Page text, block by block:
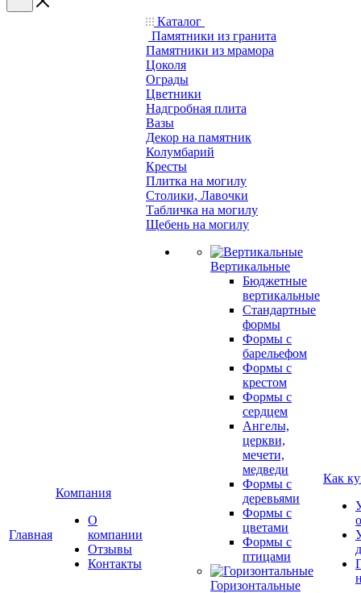
Главная
Компания
О
компании
Отзывы
Контакты
Каталог
Памятники из гранита
Памятники из мрамора
Цоколя
Ограды
Цветники
Надгробная плита
Вазы
Декор на памятник
Колумбарий
Кресты
Плитка на могилу
Столики, Лавочки
Табличка на могилу
Щебень на могилу
Вертикальные
Бюджетные
вертикальные
Стандартные
формы
Формы с
барельефом
Формы с
крестом
Формы с
сердцем
Ангелы,
церкви,
мечети,
медведи
Формы с
деревьями
Формы с
цветами
Формы с
птицами
Горизонтальные
Как